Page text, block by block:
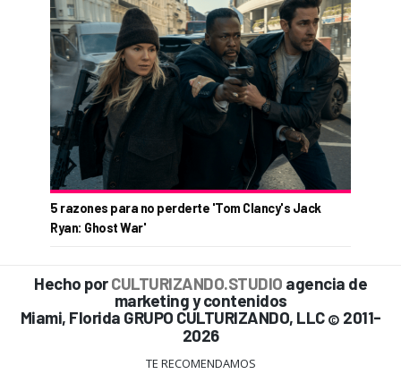
5 razones para no perderte 'Tom Clancy's Jack
Ryan: Ghost War'
Hecho porCULTURIZANDO.STUDIO agencia de
marketing y contenidos
Miami, Florida GRUPO CULTURIZANDO, LLC © 2011-
2026
TE RECOMENDAMOS